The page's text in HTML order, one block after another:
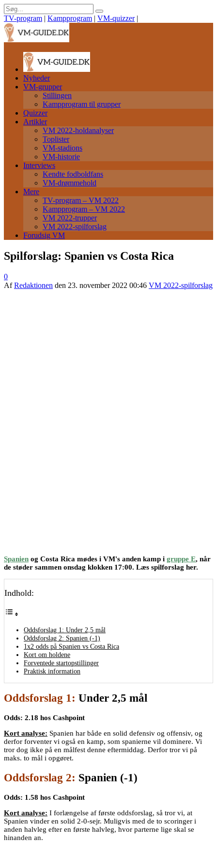
TV-program | Kampprogram | VM-quizzer |
Nyheder
VM-grupper
Stillingen
Kampprogram til grupper
Quizzer
Artikler
VM 2022-holdanalyser
Toplister
VM-stadions
VM-historie
Interviews
Kendte fodboldfans
VM-drømmehold
Mere
TV-program – VM 2022
Kampprogram – VM 2022
VM 2022-trupper
VM 2022-spilforslag
Forudsig VM
Spilforslag: Spanien vs Costa Rica
0
AfRedaktionen den 23. november 2022 00:46 VM 2022-spilforslag
Spanien og Costa Rica mødes i VM's anden kamp i gruppe E, når
de støder sammen onsdag klokken 17:00. Læs spilforslag her.
Indhold:
Oddsforslag 1: Under 2,5 mål
Oddsforslag 2: Spanien (-1)
1x2 odds på Spanien vs Costa Rica
Kort om holdene
Forventede startopstillinger
Praktisk information
Oddsforslag 1: Under 2,5 mål
Odds: 2.18 hos Cashpoint
Kort analyse: Spanien har både en solid defensiv og offensiv, og
derfor forventer vi også en kamp, som spanierne vil dominere. Vi
tror dog ikke på en målfest denne eftermiddag. Derfor tror vi på
maks. to mål i opgøret.
Oddsforslag 2: Spanien (-1)
Odds: 1.58 hos Cashpoint
Kort analyse: I forlængelse af første oddsforslag, så tror vi, at
Spanien vinder en solid 2-0-sejr. Muligvis med de to scoringer i
anden halvleg efter en første halvleg, hvor parterne lige skal se
hinanden an.